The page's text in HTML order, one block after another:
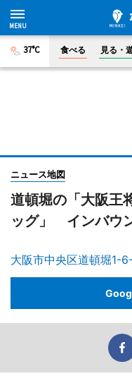
37°C 食べる 見る・
ニュース地図
道頓堀の「大阪王
ッグ」 インバウ
大阪市中央区道頓堀1-